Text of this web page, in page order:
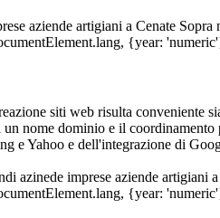
siti web risulta conveniente
nome dominio e il
e Yahoo e dell'integrazione di